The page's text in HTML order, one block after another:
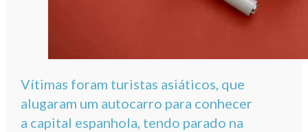
Vítimas foram turistas asiáticos, que
alugaram um autocarro para conhecer
a capital espanhola, tendo parado na